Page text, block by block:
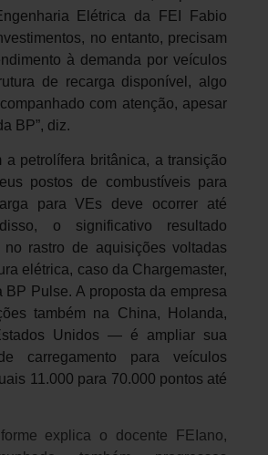
Elétrica da FEI Fabio
no entanto, precisam
à demanda por veículos
de recarga disponível, algo
com atenção, apesar
BP”, diz.
a petrolífera britânica, a transição
postos de combustíveis para
para VEs deve ocorrer até
o significativo resultado
no rastro de aquisições voltadas
elétrica, caso da Chargemaster,
BP Pulse. A proposta da empresa
também na China, Holanda,
Unidos — é ampliar sua
carregamento para veículos
11.000 para 70.000 pontos até
explica o docente FEIano,